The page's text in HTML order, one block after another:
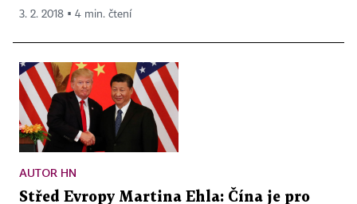
3. 2. 2018 ▪ 4 min. čtení
AUTOR HN
Střed Evropy Martina Ehla: Čína je pro